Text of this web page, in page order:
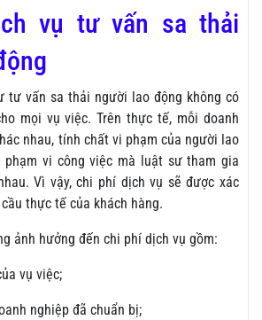
vụ tư vấn sa thải
tư vấn sa thải người lao động không có
mọi vụ việc. Trên thực tế, mỗi doanh
nhau, tính chất vi phạm của người lao
phạm vi công việc mà luật sư tham gia
Vì vậy, chi phí dịch vụ sẽ được xác
thực tế của khách hàng.
ảnh hưởng đến chi phí dịch vụ gồm:
vụ việc;
nghiệp đã chuẩn bị;